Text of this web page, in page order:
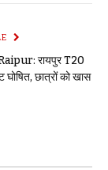
रायपुर T20
छात्रों को खास